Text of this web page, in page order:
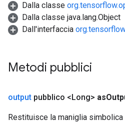
Dalla classe
Dalla classe java.lang.Object
Dall'interfaccia
Metodi pubblici
output pubblico <Long> as
Restituisce la maniglia simbolica